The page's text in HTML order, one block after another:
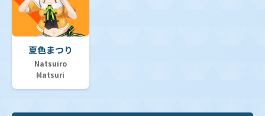
【hSD11】スタートデッキ「FLOW GLOW 推し 虎金妃
【hSD10】スタートデッキ「FLOW GLOW 推し 輪堂千
夏色まつり
Natsuiro
Matsuri